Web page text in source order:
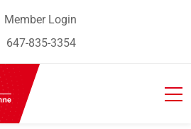
Member Login
647-835-3354